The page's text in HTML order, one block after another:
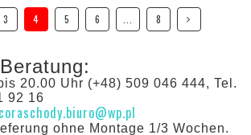
3 4 5 6 8
20.00 Uhr (+48) 509 046 444, Tel.
92 16
coraschody.biuro@wp.pl
ohne Montage 1/3 Wochen.